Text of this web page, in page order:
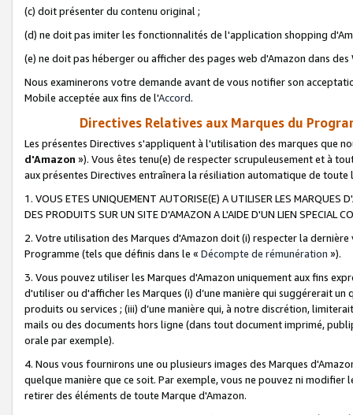
(c) doit présenter du contenu original ;
(d) ne doit pas imiter les fonctionnalités de l'application shopping
(e) ne doit pas héberger ou afficher des pages web d'Amazon dans
Nous examinerons votre demande avant de vous notifier son
Mobile acceptée aux fins de l'Accord.
Directives Relatives aux Marques du
Les présentes Directives s'appliquent à l'utilisation des marques que
d'Amazon »). Vous êtes tenu(e) de respecter scrupuleusement et à
aux présentes Directives entraînera la résiliation automatique de
1. VOUS ETES UNIQUEMENT AUTORISE(E) A UTILISER LES MARQUES
DES PRODUITS SUR UN SITE D'AMAZON A L'AIDE D'UN LIEN SPECIAL
2. Votre utilisation des Marques d'Amazon doit (i) respecter la
Programme (tels que définis dans le « Décompte de rémunération »).
3. Vous pouvez utiliser les Marques d'Amazon uniquement aux fins
d'utiliser ou d'afficher les Marques (i) d’une manière qui suggérerait
produits ou services ; (iii) d’une manière qui, à notre discrétion,
mails ou des documents hors ligne (dans tout document imprimé,
orale par exemple).
4. Nous vous fournirons une ou plusieurs images des Marques
quelque manière que ce soit. Par exemple, vous ne pouvez ni
retirer des éléments de toute Marque d'Amazon.